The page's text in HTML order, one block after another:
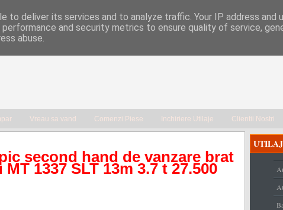
Vreau sa vand Comenzi Piese Inchiriere Utilaje Clientii Nostri
second hand de vanzare brat
1337 SLT 13m 3.7 t 27.500
to deliver its services and to analyze traffic. Your IP address and
and security metrics to ensure quality of service,
abuse.